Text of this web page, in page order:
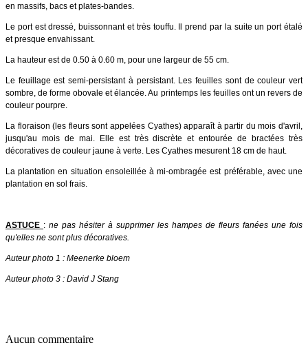
en massifs, bacs et plates-bandes.
Le port est dressé, buissonnant et très touffu. Il prend par la suite un port étalé
et presque envahissant.
La hauteur est de 0.50 à 0.60 m, pour une largeur de 55 cm.
Le feuillage est semi-persistant à persistant. Les feuilles sont de couleur vert
sombre, de forme obovale et élancée. Au printemps les feuilles ont un revers de
couleur pourpre.
La floraison (les fleurs sont appelées Cyathes) apparaît à partir du mois d'avril,
jusqu'au mois de mai. Elle est très discrète et entourée de bractées très
décoratives de couleur jaune à verte. Les Cyathes mesurent 18 cm de haut.
La plantation en situation ensoleillée à mi-ombragée est préférable, avec une
plantation en sol frais.
ASTUCE : ne pas hésiter à supprimer les hampes de fleurs fanées une fois
qu'elles ne sont plus décoratives.
Auteur photo 1 : Meenerke bloem
Auteur photo 3 : David J Stang
Aucun commentaire